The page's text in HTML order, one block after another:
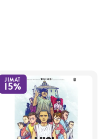
JIMAT
15%